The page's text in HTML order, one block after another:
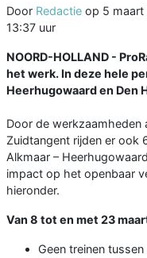
Door Redactie op 5
13:37 uur
NOORD-HOLLAND -
het werk. In deze hele
Heerhugowaard en Den
Door de
Zuidtangent rijden er ook
Alkmaar –
impact op het openbaar
hieronder.
Van 8 tot en met 23
Geen treinen